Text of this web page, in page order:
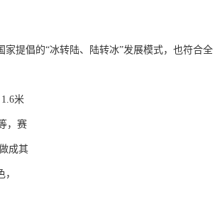
提倡的“冰转陆、陆转冰”发展模式，也符合全
米
，赛
成其